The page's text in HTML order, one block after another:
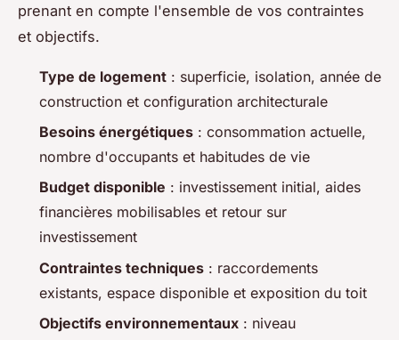
prenant en compte l'ensemble de vos contraintes
et objectifs.
Type de logement : superficie, isolation, année de
construction et configuration architecturale
Besoins énergétiques : consommation actuelle,
nombre d'occupants et habitudes de vie
Budget disponible : investissement initial, aides
financières mobilisables et retour sur
investissement
Contraintes techniques : raccordements
existants, espace disponible et exposition du toit
Objectifs environnementaux : niveau